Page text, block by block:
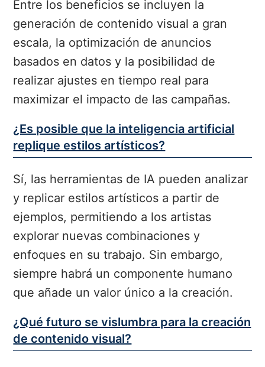
Entre los beneficios se incluyen la
generación de contenido visual a gran
escala, la optimización de anuncios
basados en datos y la posibilidad de
realizar ajustes en tiempo real para
maximizar el impacto de las campañas.
¿Es posible que la inteligencia artificial
replique estilos artísticos?
Sí, las herramientas de IA pueden analizar
y replicar estilos artísticos a partir de
ejemplos, permitiendo a los artistas
explorar nuevas combinaciones y
enfoques en su trabajo. Sin embargo,
siempre habrá un componente humano
que añade un valor único a la creación.
¿Qué futuro se vislumbra para la creación
de contenido visual?